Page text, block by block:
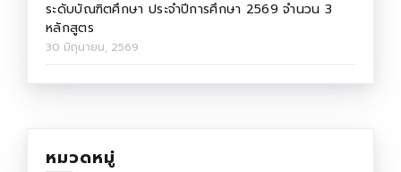
ระดับบัณฑิตศึกษา ประจำปีการศึกษา 2569 จำนวน 3
หลักสูตร
30 มิถุนายน, 2569
หมวดหมู่